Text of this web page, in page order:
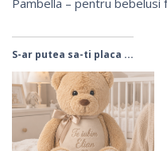
S-ar putea sa-ti placa ...